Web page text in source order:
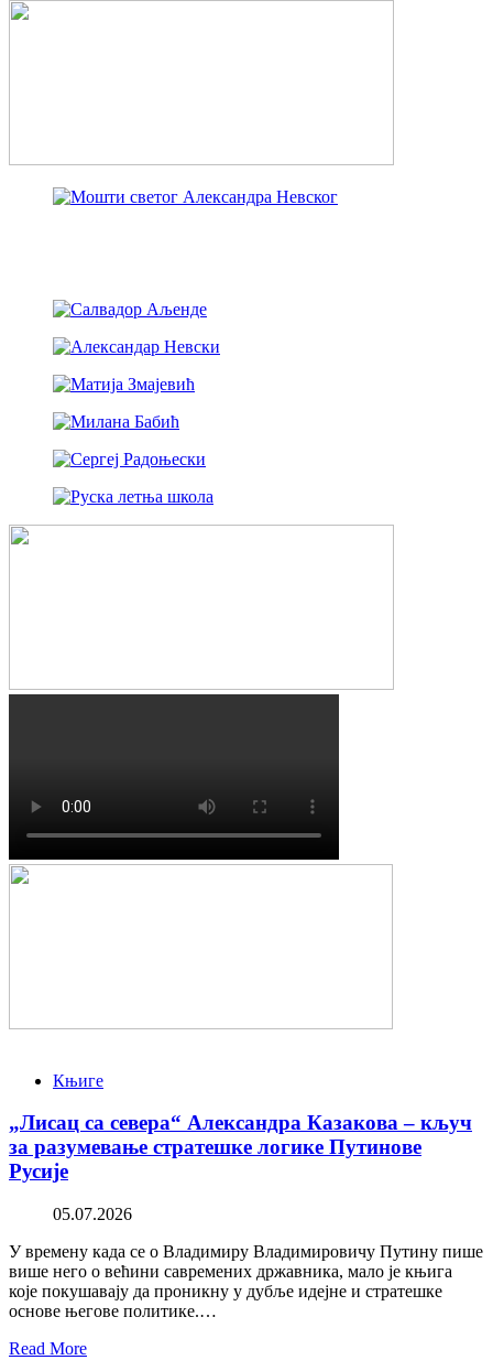
Књиге
„Лисац са севера“ Александра Казакова – кључ
за разумевање стратешке логике Путинове
Русије
05.07.2026
У времену када се о Владимиру Владимировичу Путину пише
више него о већини савремених државника, мало је књига
које покушавају да проникну у дубље идејне и стратешке
основе његове политике.…
Read More